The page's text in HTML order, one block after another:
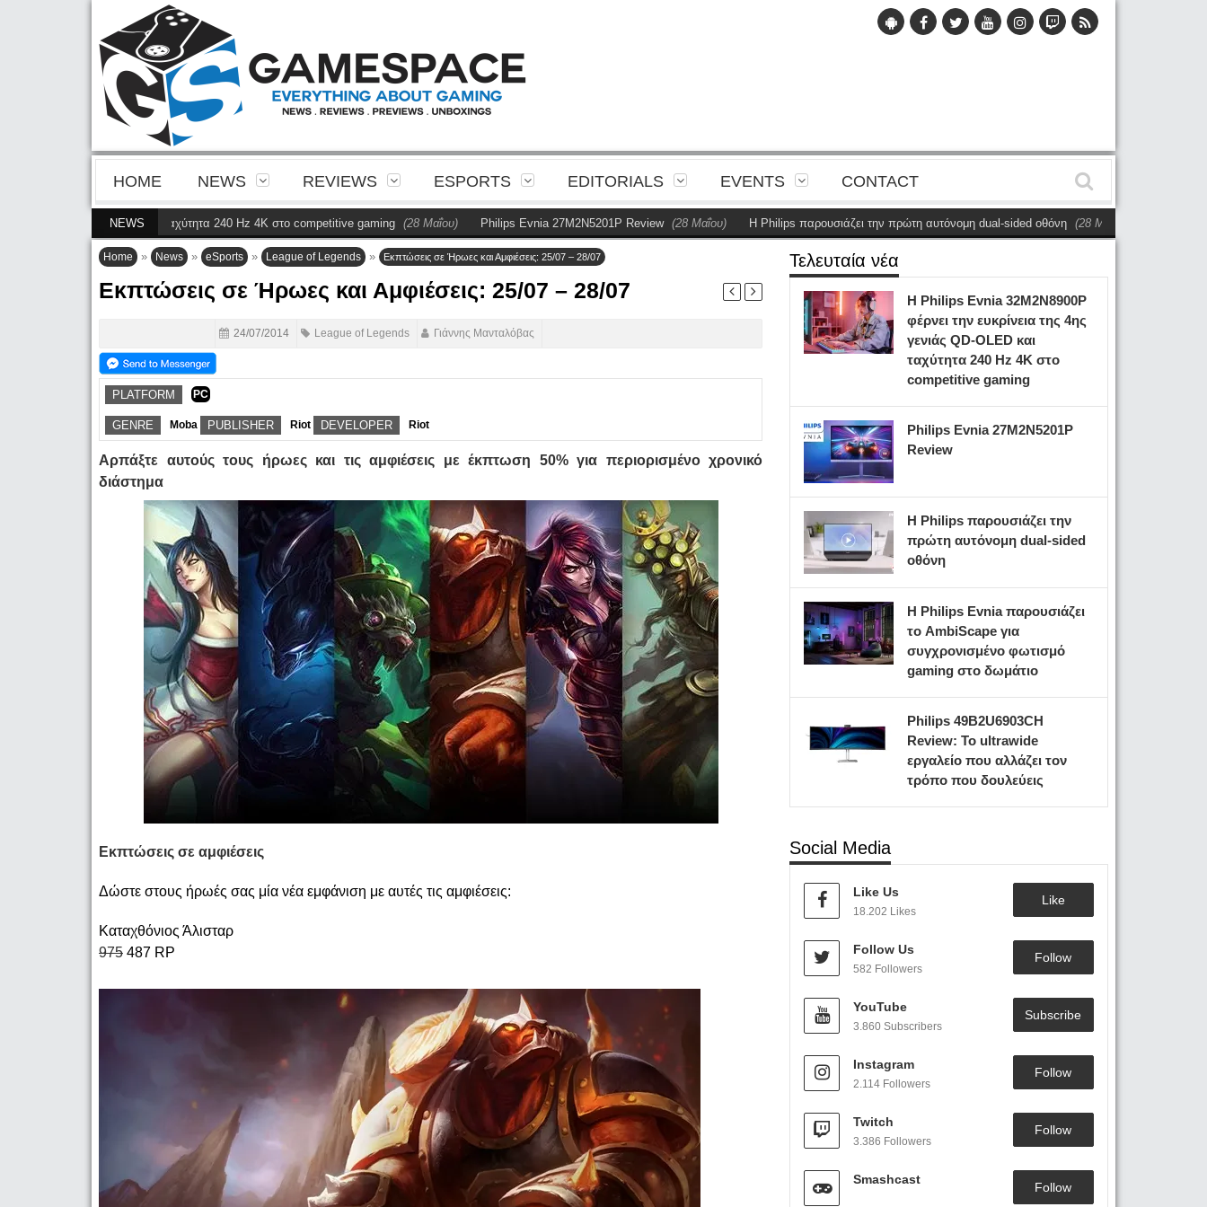
HOME NEWS REVIEWS ESPORTS EDITORIALS EVENTS CONTACT
NEWS
QD-OLED και ταχύτητα 240 Hz 4K στο competitive gaming (28 Μαΐου) Philips Evnia 27M2N5201P Review (28 Μαΐου) Η Philips παρουσιάζει την πρώτη αυτόνομη dual-sided οθόνη (28 Μαΐου) Η Philips Evnia
Home » News » eSports » League of Legends » Εκπτώσεις σε Ήρωες και Αμφιέσεις: 25/07 – 28/07
Εκπτώσεις σε Ήρωες και Αμφιέσεις: 25/07 – 28/07
24/07/2014 League of Legends Γιάννης Μανταλόβας
PLATFORM PC
GENRE Moba PUBLISHER Riot DEVELOPER Riot
Αρπάξτε αυτούς τους ήρωες και τις αμφιέσεις με έκπτωση 50% για περιορισμένο χρονικό
διάστημα
Εκπτώσεις σε αμφιέσεις
Δώστε στους ήρωές σας μία νέα εμφάνιση με αυτές τις αμφιέσεις:
Καταχθόνιος Άλισταρ
975 487 RP
Τελευταία νέα
Η Philips Evnia 32M2N8900P
φέρνει την ευκρίνεια της 4ης
γενιάς QD-OLED και
ταχύτητα 240 Hz 4K στο
competitive gaming
Philips Evnia 27M2N5201P
Review
Η Philips παρουσιάζει την
πρώτη αυτόνομη dual-sided
οθόνη
Η Philips Evnia παρουσιάζει
το AmbiScape για
συγχρονισμένο φωτισμό
gaming στο δωμάτιο
Philips 49B2U6903CH
Review: Το ultrawide
εργαλείο που αλλάζει τον
τρόπο που δουλεύεις
Social Media
Like Us
18.202 Likes
Like
Follow Us
582 Followers
Follow
YouTube
3.860 Subscribers
Subscribe
Instagram
2.114 Followers
Follow
Twitch
3.386 Followers
Follow
Smashcast
Follow